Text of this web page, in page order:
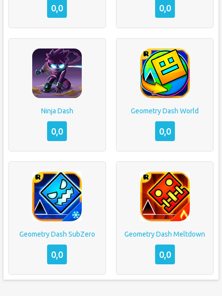
0,0 0,0
Ninja Dash
0,0
Geometry Dash World
0,0
Geometry Dash SubZero
0,0
Geometry Dash Meltdown
0,0